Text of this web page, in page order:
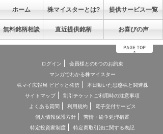
ホーム 株マイスターとは? 提供サービス一覧
無料銘柄相談 直近提供銘柄 お喜びの声
ログイン
会員様との6つのお約束
マンガでわかる株マイスター
株マイ広報局 ビビッと発信
本日動いた思惑株と関連株
サイトマップ
割引チケットご利用時の注意事項
よくある質問
利用規約
電子交付サービス
個人情報保護方針
苦情・紛争処理措置
特定投資家制度
特定商取引法に関する表記